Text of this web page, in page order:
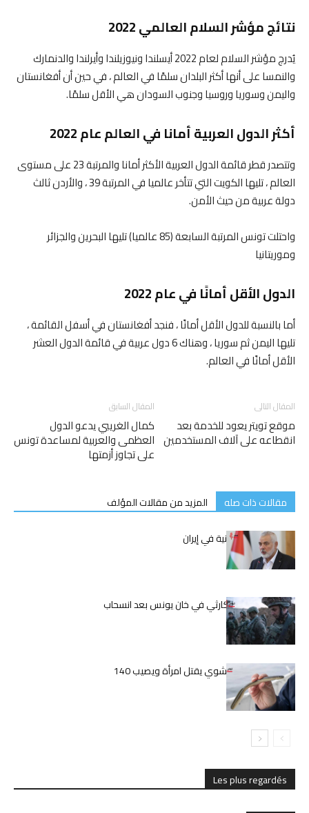
نتائج مؤشر السلام العالمي 2022
يُدرج مؤشر السلام لعام 2022 أيسلندا ونيوزيلندا وأيرلندا والدنمارك
والنمسا على أنها أكثر البلدان سلمًا في العالم ، في حين أن أفغانستان
واليمن وسوريا وروسيا وجنوب السودان هي الأقل سلمًا.
أكثر الدول العربية أمانا في العالم عام 2022
وتتصدر قطر قائمة الدول العربية الأكثر أمانا والمرتبة 23 على مستوى
العالم ، تليها الكويت التي تتأخر عالميا في المرتبة 39 ، والأردن ثالث
دولة عربية من حيث الأمن.
واحتلت تونس المرتبة السابعة (85 عالميا) تليها البحرين والجزائر
وموريتانيا
الدول الأقل أمانًا في عام 2022
أما بالنسبة للدول الأقل أمانًا ، فنجد أفغانستان في أسفل القائمة ،
تليها اليمن ثم سوريا ، وهناك 6 دول عربية في قائمة الدول العشر
الأقل أمانًا في العالم.
المقال السابق
كمال الغريبي يدعو الدول
العظمى والعربية لمساعدة تونس
على تجاوز أزمتها
المقال التالى
موقع تويتر يعود للخدمة بعد
انقطاعه على آلاف المستخدمين
مقالات ذات صله
المزيد من مقالات المؤلف
اغتيال إسماعيل هنية في إيران
الوضع الإنساني الكارثي في خان يونس بعد انسحاب
الجيش الإسرائيلي
اليابان.. ثعبان بحر مشوي يقتل امرأة ويصيب 140
بالمرض
Les plus regardés